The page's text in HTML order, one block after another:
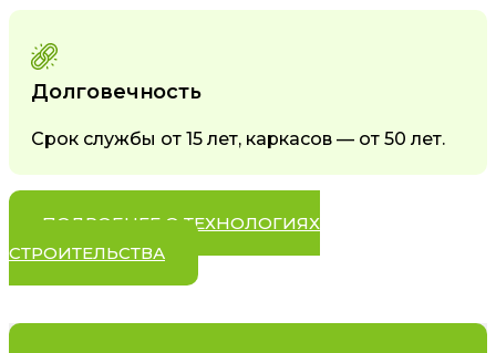
Долговечность
Срок службы от 15 лет, каркасов — от 50 лет.
ПОДРОБНЕЕ О ТЕХНОЛОГИЯХ
СТРОИТЕЛЬСТВА